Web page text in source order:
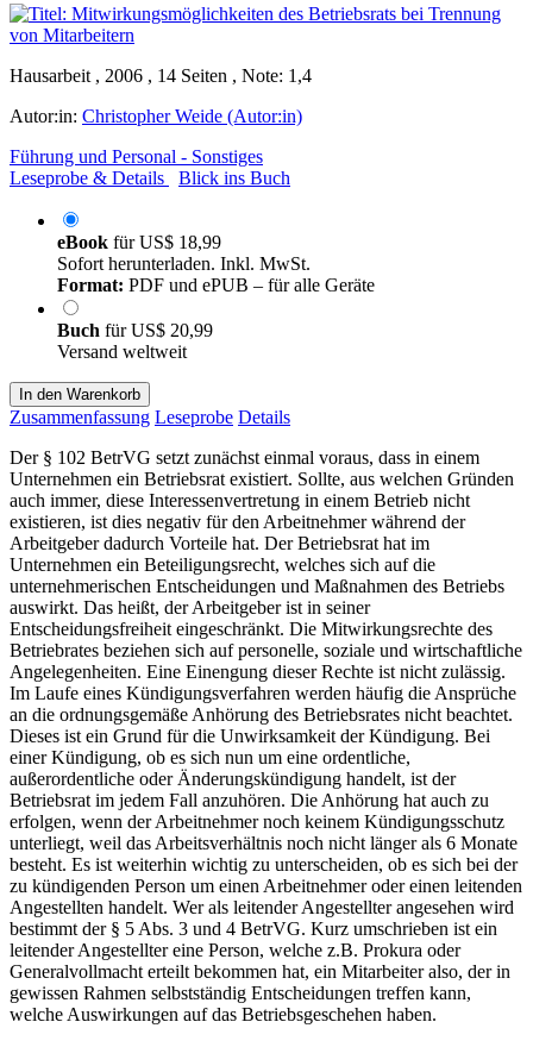
Hausarbeit , 2006 , 14 Seiten , Note: 1,4
Autor:in: Christopher Weide (Autor:in)
Führung und Personal - Sonstiges
Leseprobe & Details
Blick ins Buch
eBook fürUS$ 18,99
Sofort herunterladen. Inkl. MwSt.
Format: PDF und ePUB – für alle Geräte
Buch fürUS$ 20,99
Versand weltweit
In den Warenkorb
Zusammenfassung Leseprobe Details
Der § 102 BetrVG setzt zunächst einmal voraus, dass in einem
Unternehmen ein Betriebsrat existiert. Sollte, aus welchen Gründen
auch immer, diese Interessenvertretung in einem Betrieb nicht
existieren, ist dies negativ für den Arbeitnehmer während der
Arbeitgeber dadurch Vorteile hat. Der Betriebsrat hat im
Unternehmen ein Beteiligungsrecht, welches sich auf die
unternehmerischen Entscheidungen und Maßnahmen des Betriebs
auswirkt. Das heißt, der Arbeitgeber ist in seiner
Entscheidungsfreiheit eingeschränkt. Die Mitwirkungsrechte des
Betriebrates beziehen sich auf personelle, soziale und wirtschaftliche
Angelegenheiten. Eine Einengung dieser Rechte ist nicht zulässig.
Im Laufe eines Kündigungsverfahren werden häufig die Ansprüche
an die ordnungsgemäße Anhörung des Betriebsrates nicht beachtet.
Dieses ist ein Grund für die Unwirksamkeit der Kündigung. Bei
einer Kündigung, ob es sich nun um eine ordentliche,
außerordentliche oder Änderungskündigung handelt, ist der
Betriebsrat im jedem Fall anzuhören. Die Anhörung hat auch zu
erfolgen, wenn der Arbeitnehmer noch keinem Kündigungsschutz
unterliegt, weil das Arbeitsverhältnis noch nicht länger als 6 Monate
besteht. Es ist weiterhin wichtig zu unterscheiden, ob es sich bei der
zu kündigenden Person um einen Arbeitnehmer oder einen leitenden
Angestellten handelt. Wer als leitender Angestellter angesehen wird
bestimmt der § 5 Abs. 3 und 4 BetrVG. Kurz umschrieben ist ein
leitender Angestellter eine Person, welche z.B. Prokura oder
Generalvollmacht erteilt bekommen hat, ein Mitarbeiter also, der in
gewissen Rahmen selbstständig Entscheidungen treffen kann,
welche Auswirkungen auf das Betriebsgeschehen haben.